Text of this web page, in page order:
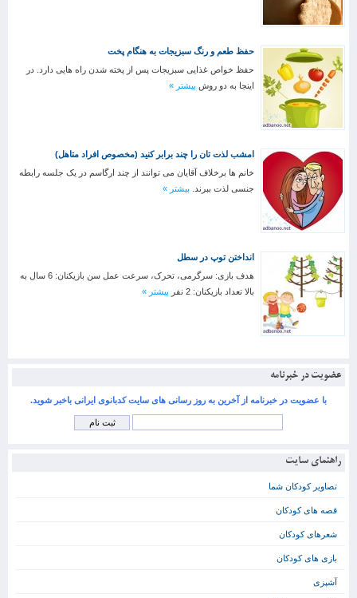
حفظ طعم و رنگ سبزیجات به هنگام پخت
حفظ خواص غذایی سبزیجات پس از پخته شدن راه هایی دارد. در
اینجا به دو روش بیشتر »
امشب لذت تان را چند برابر کنید (مخصوص افراد متاهل)
خانم ها برخلاف آقایان می توانند از چند ارگاسم در یک جلسه رابطه
جنسی لذت ببرند. بیشتر »
انداختن توپ در سطل
هدف بازی: سرگرمی، تحرک، سرعت عمل سن بازیکنان: 6 سال به
بالا تعداد بازیکنان: 2 نفر
بیشتر »
عضویت در خبرنامه
با عضویت در خبرنامه از آخرین به روز رسانی های سایت کدبانوی ایرانی باخبر شوید.
راهنمای سایت
تصاویر کودکان شما
قصه های کودکان
شعرهای کودکان
بازی های کودکان
آشپزی